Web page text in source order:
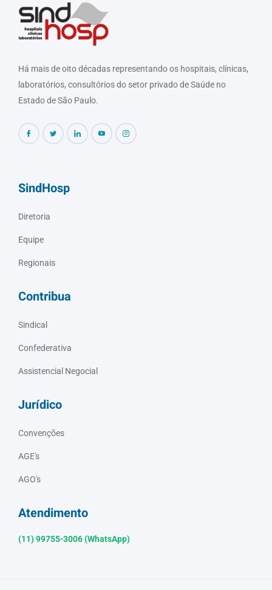
Há mais de oito décadas representando os hospitais, clínicas,
laboratórios, consultórios do setor privado de Saúde no
Estado de São Paulo.
SindHosp
Diretoria
Equipe
Regionais
Contribua
Sindical
Confederativa
Assistencial Negocial
Jurídico
Convenções
AGE's
AGO's
Atendimento
(11) 99755-3006 (WhatsApp)